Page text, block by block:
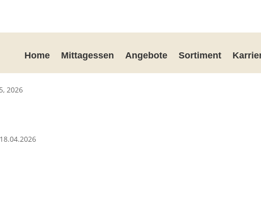
Home Mittagessen Angebote Sortiment
2026